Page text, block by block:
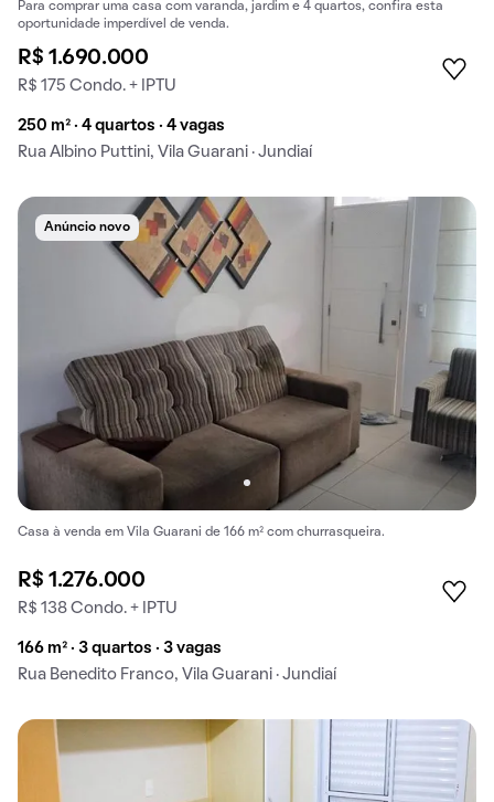
Para comprar uma casa com varanda, jardim e 4 quartos, confira esta
oportunidade imperdível de venda.
R$ 1.690.000
R$ 175 Condo. + IPTU
250 m² · 4 quartos · 4 vagas
Rua Albino Puttini, Vila Guarani · Jundiaí
Anúncio novo
Casa à venda em Vila Guarani de 166 m² com churrasqueira.
R$ 1.276.000
R$ 138 Condo. + IPTU
166 m² · 3 quartos · 3 vagas
Rua Benedito Franco, Vila Guarani · Jundiaí